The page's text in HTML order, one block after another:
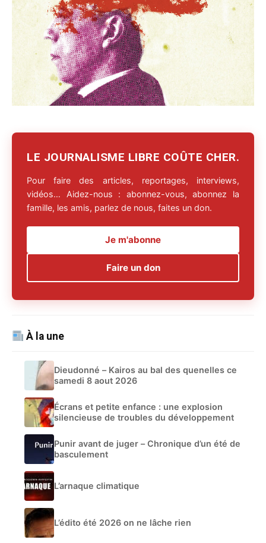
LE JOURNALISME LIBRE COÛTE CHER.
Pour faire des articles, reportages, interviews,
vidéos… Aidez-nous : abonnez-vous, abonnez la
famille, les amis, parlez de nous, faites un don.
Je m'abonne
Faire un don
À la une
Dieudonné – Kairos au bal des quenelles ce
samedi 8 aout 2026
Écrans et petite enfance : une explosion
silencieuse de troubles du développement
Punir avant de juger – Chronique d’un été de
basculement
L’arnaque climatique
L’édito été 2026 on ne lâche rien